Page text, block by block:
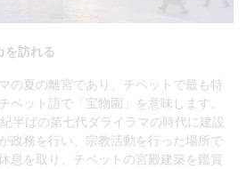
を訪れる
の夏の離宮であり、チベットで最も特
ベット語で「宝物園」を意味します。
半ばの第七代ダライラマの時代に建設
政務を行い、宗教活動を行った場所で
息を取り、チベットの宮殿建築を鑑賞